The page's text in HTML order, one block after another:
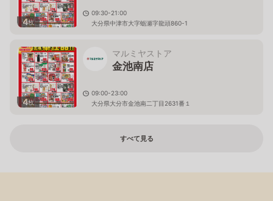
4枚
09:30-21:00
大分県中津市大字蛎瀬字龍頭860-1
4枚
マルミヤストア
金池南店
09:00-23:00
大分県大分市金池南二丁目2631番１
すべて見る